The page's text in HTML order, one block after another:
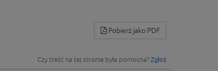
Pobierz jako PDF
Czy treść na tej stronie była pomocna? Zgłoś